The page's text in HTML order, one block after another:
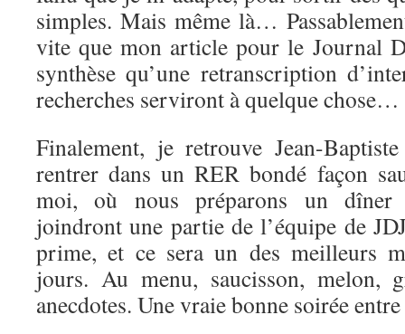
simples. Mais même là…
vite que mon article pour le Journal
synthèse qu’une retranscription
recherches serviront à quelque chose…
Finalement, je retrouve Jean-
rentrer dans un RER bondé façon
moi, où nous préparons un dîner
joindront une partie de l’équipe de
prime, et ce sera un des meilleurs
jours. Au menu, saucisson, melon,
anecdotes. Une vraie bonne soirée